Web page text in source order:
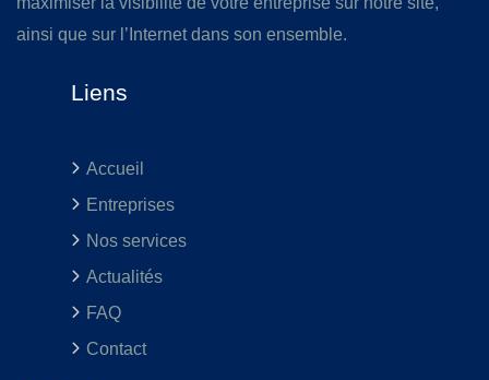
ainsi que sur l’Internet dans son ensemble.
Liens
Accueil
Entreprises
Nos services
Actualités
FAQ
Contact